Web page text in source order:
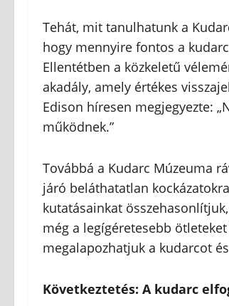
Tehát, mit tanulhatunk a
hogy mennyire fontos a
Ellentétben a közkeletű
akadály, amely értékes
Edison híresen megjegyezte:
működnek.”
Továbbá a Kudarc Múzeuma
járó beláthatatlan
kutatásainkat
még a legígéretesebb
megalapozhatjuk a kudarcot
Következtetés: A kudarc